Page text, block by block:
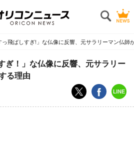
っ飛ばしすぎ!」な仏像に反響、元サラリーマン仏師
ぎ！」な仏像に反響、元サラリー
る理由